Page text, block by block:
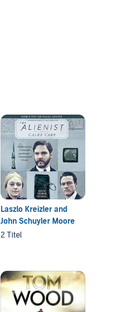
Laszlo Kreizler and
John Schuyler Moore
2 Titel